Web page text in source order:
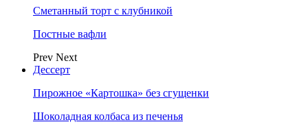
Сметанный торт с клубникой
Постные вафли
Prev Next
Дессерт
Пирожное «Картошка» без сгущенки
Шоколадная колбаса из печенья